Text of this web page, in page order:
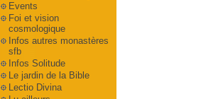
Events
Foi et vision
cosmologique
Infos autres monastères
sfb
Infos Solitude
Le jardin de la Bible
Lectio Divina